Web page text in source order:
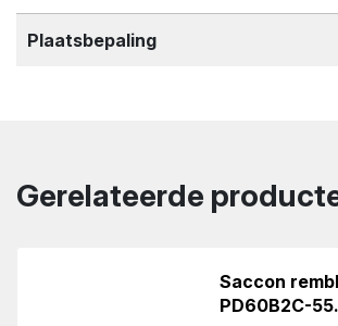
Plaatsbepaling
Gerelateerde
Saccon
PD60B2C-